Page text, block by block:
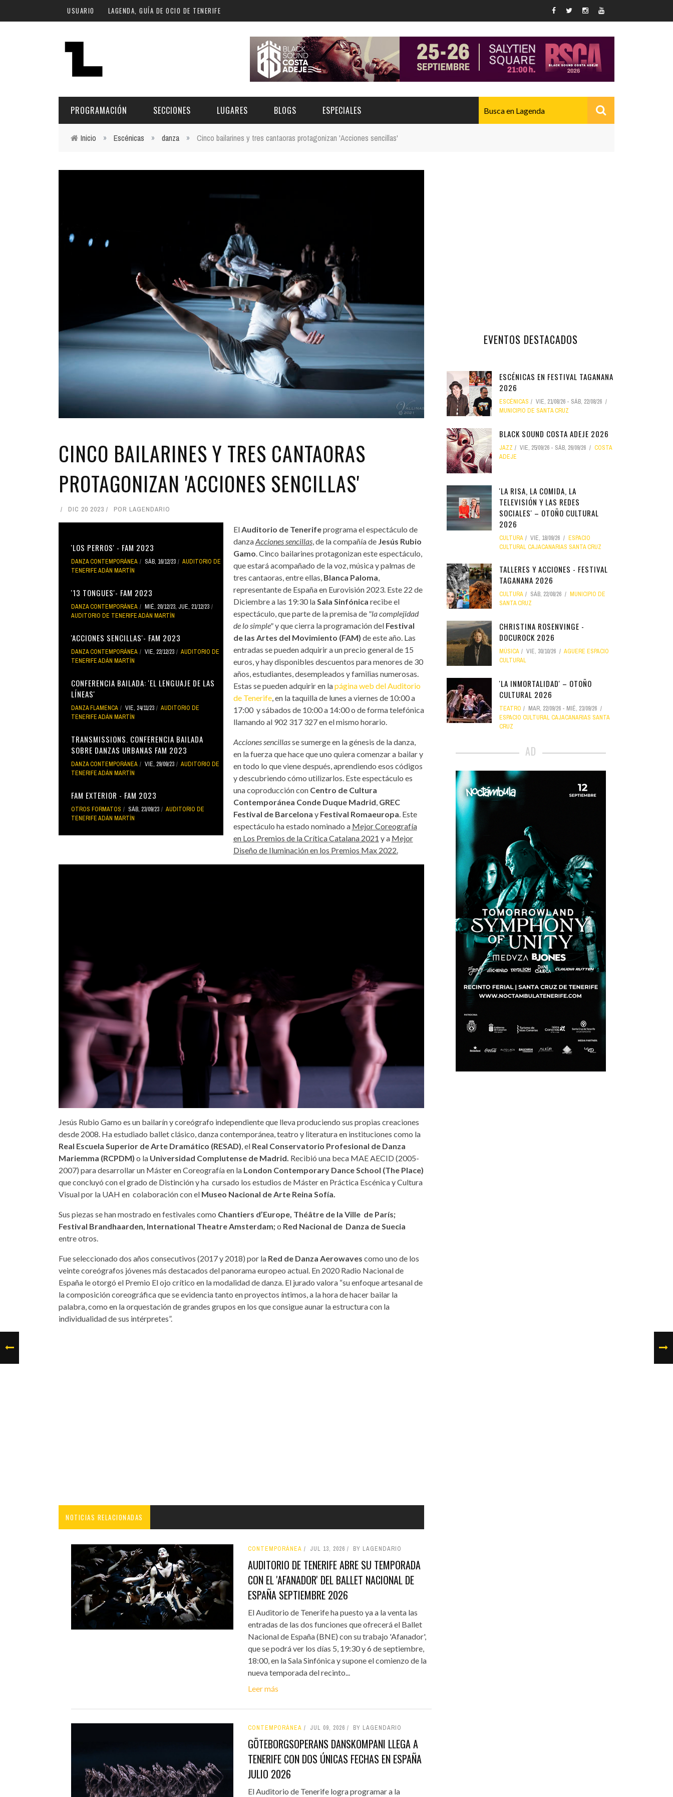
Pasar al contenido principal
USUARIO LAGENDA, GUÍA DE OCIO DE TENERIFE
PROGRAMACIÓN
Santa Cruz | La Laguna
Islas
SECCIONES LUGARES
ESPACIOS CULTURALES
LOCALES CON ACTUACIONES
COMERCIO
GASTRO
FORMATIVO
BLOGS ESPECIALES
Inicio » Escénicas » danza » Cinco bailarines y tres cantaoras protagonizan 'Acciones sencillas'
CINCO BAILARINES Y TRES CANTAORAS
PROTAGONIZAN 'ACCIONES SENCILLAS'
DIC 20 2023 POR LAGENDARIO
'LOS PERROS' - FAM 2023
DANZA CONTEMPORÁNEA SÁB, 16/12/23
AUDITORIO DE
TENERIFE ADÁN MARTÍN
'13 TONGUES'- FAM 2023
DANZA CONTEMPORÁNEA MIÉ, 20/12/23, JUE, 21/12/23
AUDITORIO DE TENERIFE ADÁN MARTÍN
'ACCIONES SENCILLAS'- FAM 2023
DANZA CONTEMPORÁNEA VIE, 22/12/23
AUDITORIO DE
TENERIFE ADÁN MARTÍN
CONFERENCIA BAILADA: 'EL LENGUAJE DE LAS
LÍNEAS'
DANZA FLAMENCA VIE, 24/11/23
AUDITORIO DE
TENERIFE ADÁN MARTÍN
TRANSMISSIONS. CONFERENCIA BAILADA
SOBRE DANZAS URBANAS FAM 2023
DANZA CONTEMPORÁNEA VIE, 29/09/23
AUDITORIO DE
TENERIFE ADÁN MARTÍN
FAM EXTERIOR - FAM 2023
OTROS FORMATOS SÁB, 23/09/23
AUDITORIO DE
TENERIFE ADÁN MARTÍN
ElAuditorio de Tenerifeprograma el espectáculo de
danzaAcciones sencillas, de la compañía deJesús Rubio
Gamo . Cinco bailarines protagonizan este espectáculo,
que estará acompañado de la voz, música y palmas de
tres cantaoras, entre ellas, Blanca Paloma
representante de España en Eurovisión 2023. Este 22 de
Diciembre a las 19:30 la Sala Sinfónica recibe el
espectáculo, que parte de la premisa de "la complejidad
de lo simple"y que cierra la programación del Festival
de las Artes del Movimiento (FAM) de este año. Las
entradas se pueden adquirir a un precio general de 15
euros, y hay disponibles descuentos para menores de 30
años, estudiantes, desempleados y familias numerosas.
Estas se pueden adquirir en lapágina web del Auditorio
de Tenerife, en la taquilla de lunes a viernes de 10:00 a
17:00 y sábados de 10:00 a 14:00 o de forma telefónica
llamando al 902 317 327 en el mismo horario.
Acciones sencillasse sumerge en la génesis de la danza,
en la fuerza que hace que uno quiera comenzar a bailar y
en todo lo que viene después, aprendiendo esos códigos
y descubriendo cómo utilizarlos. Este espectáculo es
una coproducción con Centro de Cultura
Contemporánea Conde Duque Madrid GREC
Festival de Barcelona y Festival Romaeuropa . Este
espectáculo ha estado nominado a Mejor Coreografía
en Los Premios de la Crítica Catalana 2021 y a Mejor
Diseño de Iluminación en los Premios Max 2022.
Jesús Rubio Gamo es un bailarín y coreógrafo independiente que lleva produciendo sus propias creaciones
desde 2008. Ha estudiado ballet clásico, danza contemporánea, teatro y literatura en instituciones como la
Real Escuela Superior de Arte Dramático (RESAD), el Real Conservatorio Profesional de Danza
Mariemma (RCPDM) o la Universidad Complutense de Madrid. Recibió una beca MAE AECID (2005-
2007) para desarrollar un Máster en Coreografía en la London Contemporary Dance School (The Place)
que concluyó con el grado de Distinción y ha cursado los estudios de Máster en Práctica Escénica y Cultura
Visual por la UAH en colaboración con el Museo Nacional de Arte Reina Sofía.
Sus piezas se han mostrado en festivales como Chantiers d’Europe, Théâtre de la Ville de París;
Festival Brandhaarden, International Theatre Amsterdam;o Red Nacional de Danza de Suecia
entre otros.
Fue seleccionado dos años consecutivos (2017 y 2018) por la Red de Danza Aerowaves como uno de los
veinte coreógrafos jóvenes más destacados del panorama europeo actual. En 2020 Radio Nacional de
España le otorgó el Premio El ojo crítico en la modalidad de danza. El jurado valora “su enfoque artesanal de
la composición coreográfica que se evidencia tanto en proyectos íntimos, a la hora de hacer bailar la
palabra, como en la orquestación de grandes grupos en los que consigue aunar la estructura con la
individualidad de sus intérpretes”.
NOTICIAS RELACIONADAS
CONTEMPORÁNEA JUL 13, 2026 BY LAGENDARIO
AUDITORIO DE TENERIFE ABRE SU TEMPORADA
CON EL 'AFANADOR' DEL BALLET NACIONAL DE
ESPAÑA SEPTIEMBRE 2026
El Auditorio de Tenerife ha puesto ya a la venta las
entradas de las dos funciones que ofrecerá el Ballet
Nacional de España (BNE) con su trabajo 'Afanador',
que se podrá ver los días 5, 19:30 y 6 de septiembre,
18:00, en la Sala Sinfónica y supone el comienzo de la
nueva temporada del recinto...
Leer más
CONTEMPORÁNEA JUL 09, 2026 BY LAGENDARIO
GÖTEBORGSOPERANS DANSKOMPANI LLEGA A
TENERIFE CON DOS ÚNICAS FECHAS EN ESPAÑA
JULIO 2026
El Auditorio de Tenerife logra programar a la
EVENTOS DESTACADOS
ESCÉNICAS EN FESTIVAL TAGANANA
2026
ESCÉNICAS VIE, 21/08/26 - SÁB, 22/08/26
MUNICIPIO DE SANTA CRUZ
BLACK SOUND COSTA ADEJE 2026
JAZZ VIE, 25/09/26 - SÁB, 26/09/26
COSTA
ADEJE
'LA RISA, LA COMIDA, LA
TELEVISIÓN Y LAS REDES
SOCIALES' – OTOÑO CULTURAL
2026
CULTURA VIE, 18/09/26
ESPACIO
CULTURAL CAJACANARIAS SANTA CRUZ
TALLERES Y ACCIONES - FESTIVAL
TAGANANA 2026
CULTURA SÁB, 22/08/26
MUNICIPIO DE
SANTA CRUZ
CHRISTINA ROSENVINGE -
DOCUROCK 2026
MÚSICA VIE, 30/10/26
AGUERE ESPACIO
CULTURAL
'LA INMORTALIDAD' – OTOÑO
CULTURAL 2026
TEATRO MAR, 22/09/26 - MIÉ, 23/09/26
ESPACIO CULTURAL CAJACANARIAS SANTA
CRUZ
AD